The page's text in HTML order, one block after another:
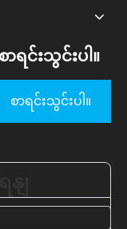
းသွင်းပါ။
စာရင်းသွင်းပါ။